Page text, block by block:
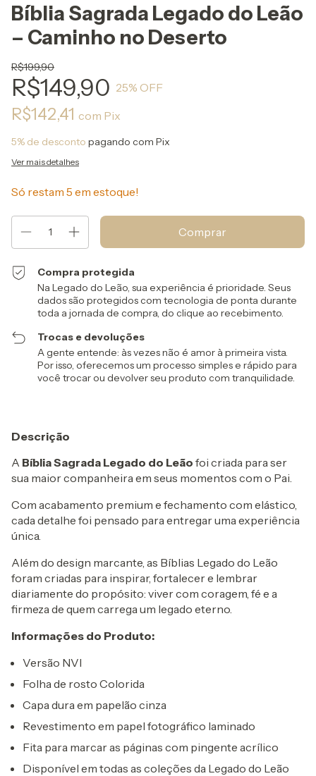
Bíblia Sagrada Legado do Leão
– Caminho no Deserto
R$199,90
R$149,90 25% OFF
R$142,41 com Pix
5% de desconto pagando com Pix
Ver mais detalhes
Só restam 5 em estoque!
Compra protegida
Na Legado do Leão, sua experiência é prioridade. Seus
dados são protegidos com tecnologia de ponta durante
toda a jornada de compra, do clique ao recebimento.
Trocas e devoluções
A gente entende: às vezes não é amor à primeira vista.
Por isso, oferecemos um processo simples e rápido para
você trocar ou devolver seu produto com tranquilidade.
Descrição
A Bíblia Sagrada Legado do Leão foi criada para ser
sua maior companheira em seus momentos com o Pai.
Com acabamento premium e fechamento com elástico,
cada detalhe foi pensado para entregar uma experiência
única.
Além do design marcante, as Bíblias Legado do Leão
foram criadas para inspirar, fortalecer e lembrar
diariamente do propósito: viver com coragem, fé e a
firmeza de quem carrega um legado eterno.
Informações do Produto:
Versão NVI
Folha de rosto Colorida
Capa dura em papelão cinza
Revestimento em papel fotográfico laminado
Fita para marcar as páginas com pingente acrílico
Disponível em todas as coleções da Legado do Leão